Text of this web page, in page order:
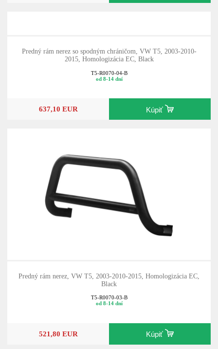
Predný rám nerez so spodným chráničom, VW T5, 2003-2010-
2015, Homologizácia EC, Black
T5-R0070-04-B
od 8-14 dní
637,10 EUR Kúpiť
Predný rám nerez, VW T5, 2003-2010-2015, Homologizácia EC,
Black
T5-R0070-03-B
od 8-14 dní
521,80 EUR Kúpiť